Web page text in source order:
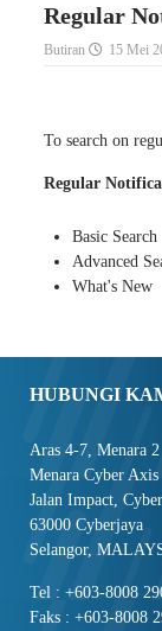
Regular
Butiran 15 Mei
To search on
Regular
Basic Search
Advanced
What's New
HUBUNGI
Aras 4-7, Menara 2
Menara Cyber Axis
Jalan Impact,
63000 Cyberjaya
Selangor,
Tel : +603-8008
Faks : +603-8008